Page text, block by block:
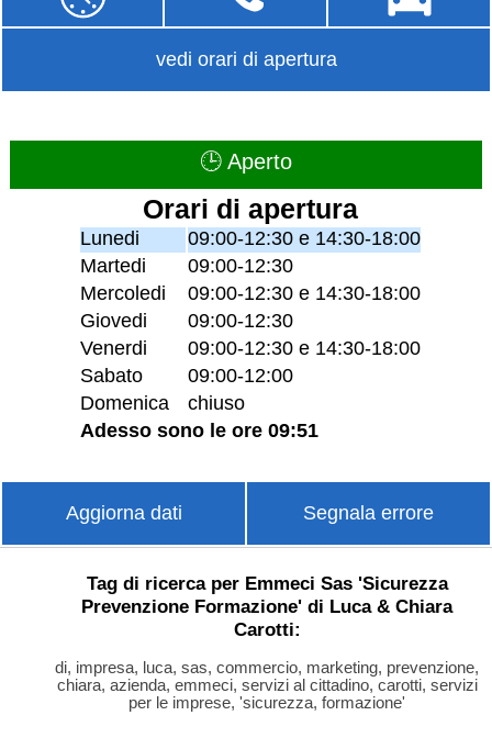
vedi orari di apertura
🕒 Aperto
Orari di apertura
Lunedi
09:00-12:30 e 14:30-18:00
Martedi
09:00-12:30
Mercoledi
09:00-12:30 e 14:30-18:00
Giovedi
09:00-12:30
Venerdi
09:00-12:30 e 14:30-18:00
Sabato
09:00-12:00
Domenica
chiuso
Adesso sono le ore 09:51
Aggiorna dati Segnala errore
Tag di ricerca per Emmeci Sas 'Sicurezza
Prevenzione Formazione' di Luca & Chiara
Carotti:
di, impresa, luca, sas, commercio, marketing, prevenzione,
chiara, azienda, emmeci, servizi al cittadino, carotti, servizi
per le imprese, 'sicurezza, formazione'